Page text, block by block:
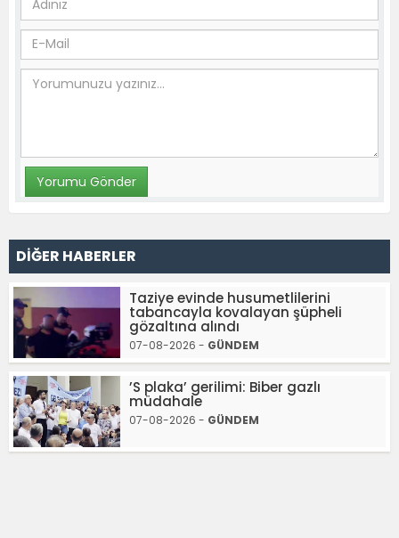
DİĞER HABERLER
Taziye evinde husumetlilerini
tabancayla kovalayan şüpheli
gözaltına alındı
07-08-2026 - GÜNDEM
’S plaka’ gerilimi: Biber gazlı
müdahale
07-08-2026 - GÜNDEM